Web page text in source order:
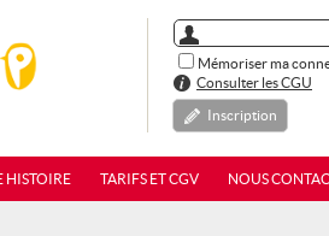
Mémoriser ma
Consulter les CGU
Inscription
HISTOIRE TARIFS ET CGV NOUS